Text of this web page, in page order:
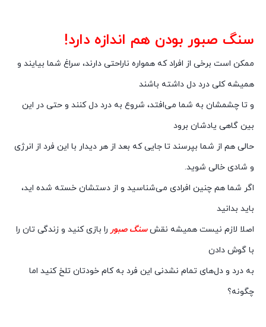
سنگ صبور بودن هم اندازه دارد!
ممکن است برخی از افراد که همواره ناراحتی دارند، سراغ شما بیایند و
همیشه کلی درد دل داشته باشند
و تا چشمشان به شما می‌افتد، شروع به درد دل کنند و حتی در این
بین گاهی یادشان برود
حالی هم از شما بپرسند تا جایی که بعد از هر دیدار با این فرد از انرژی
و شادی خالی شوید.
اگر شما هم چنین افرادی می‌شناسید و از دستشان خسته شده اید،
باید بدانید
اصلا لازم نیست همیشه نقشسنگ صبور را بازی کنید و زندگی تان را
با گوش دادن
به درد و دل‌های تمام نشدنی این فرد به کام خودتان تلخ کنید اما
چگونه؟